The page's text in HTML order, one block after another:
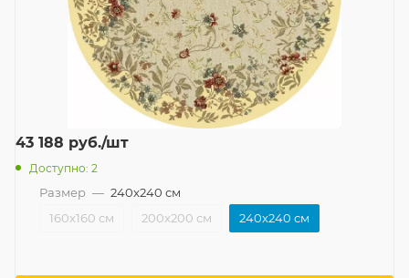
43 188 руб./шт
Доступно: 2
Размер — 240x240 см
160x160 см
200x200 см 240x240 см